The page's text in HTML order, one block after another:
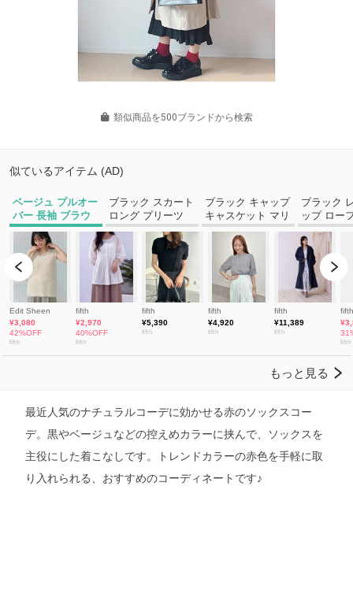
類似商品を500ブランドから検索
最近人気のナチュラルコーデに効かせる赤のソックスコー
デ。黒やベージュなどの控えめカラーに挟んで、ソックスを
主役にした着こなしです。トレンドカラーの赤色を手軽に取
り入れられる、おすすめのコーディネートです♪